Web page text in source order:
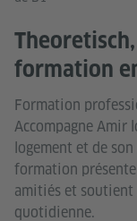
formation
Formation
Accompagne Amir
logement et de
formation
amitiés et soutient
quotidienne.